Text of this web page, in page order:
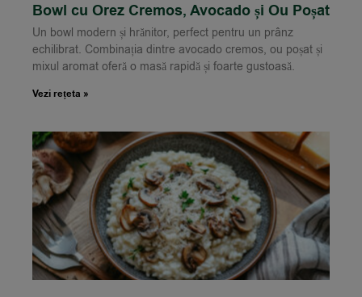
Bowl cu Orez Cremos, Avocado și Ou Poșat
Un bowl modern și hrănitor, perfect pentru un prânz
echilibrat. Combinația dintre avocado cremos, ou poșat și
mixul aromat oferă o masă rapidă și foarte gustoasă.
Vezi rețeta »